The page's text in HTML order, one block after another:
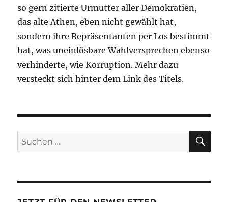
so gern zitierte Urmutter aller Demokratien,
das alte Athen, eben nicht gewählt hat,
sondern ihre Repräsentanten per Los bestimmt
hat, was uneinlösbare Wahlversprechen ebenso
verhinderte, wie Korruption. Mehr dazu
versteckt sich hinter dem Link des Titels.
Suchen
nach: